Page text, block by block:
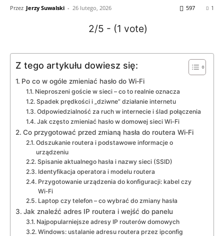
Przez Jerzy Suwalski - 26 lutego, 2026 1
597
2/5 - (1 vote)
Z tego artykułu dowiesz się:
Po co w ogóle zmieniać hasło do Wi‑Fi
Nieproszeni goście w sieci – co to realnie oznacza
Spadek prędkości i „dziwne” działanie internetu
Odpowiedzialność za ruch w internecie i ślad połączenia
Jak często zmieniać hasło w domowej sieci Wi‑Fi
Co przygotować przed zmianą hasła do routera Wi‑Fi
Odszukanie routera i podstawowe informacje o
urządzeniu
Spisanie aktualnego hasła i nazwy sieci (SSID)
Identyfikacja operatora i modelu routera
Przygotowanie urządzenia do konfiguracji: kabel czy
Wi‑Fi
Laptop czy telefon – co wybrać do zmiany hasła
Jak znaleźć adres IP routera i wejść do panelu
Najpopularniejsze adresy IP routerów domowych
Windows: ustalanie adresu routera przez ipconfig